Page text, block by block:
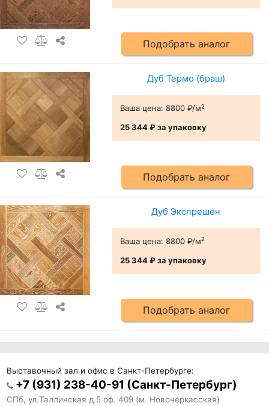
Подобрать аналог
Дуб Термо (браш)
Ваша цена: 8800 ₽/м2
25 344 ₽за упаковку
Подобрать аналог
Дуб Экспрешен
Ваша цена: 8800 ₽/м2
25 344 ₽за упаковку
Подобрать аналог
Выставочный зал и офис в Санкт-Петербурге:
+7 (931) 238-40-91 (Санкт-Петербург)
СПб, ул.Таллинская д.5 оф. 409 (м. Новочеркасская)